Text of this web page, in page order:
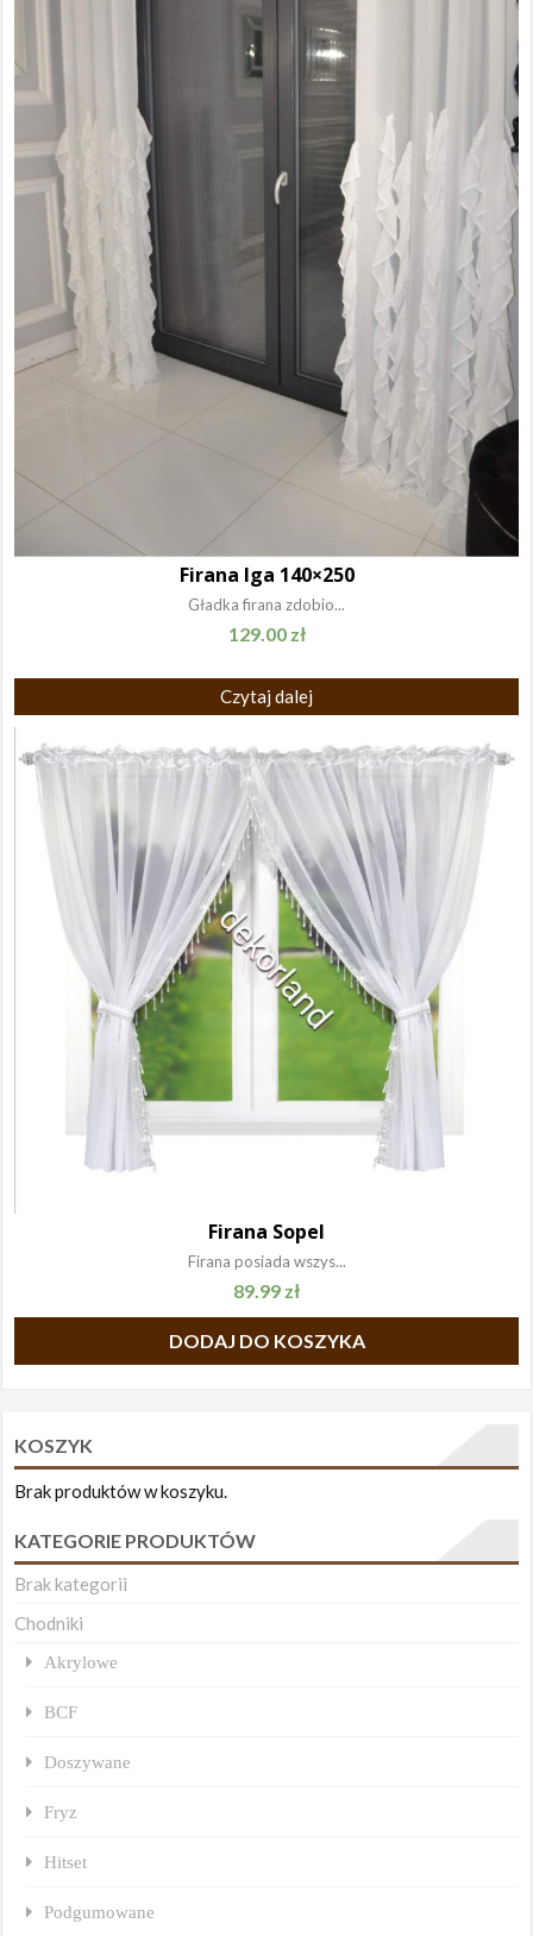
Firana Iga 140×250
Gładka firana zdobio...
129.00 zł
Czytaj dalej
Firana Sopel
Firana posiada wszys...
89.99 zł
DODAJ DO KOSZYKA
KOSZYK
Brak produktów w koszyku.
KATEGORIE PRODUKTÓW
Brak kategorii
Chodniki
Akrylowe
BCF
Doszywane
Fryz
Hitset
Podgumowane